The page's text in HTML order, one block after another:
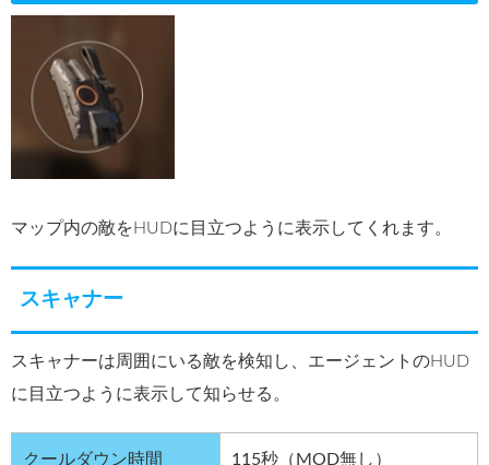
マップ内の敵をHUDに目立つように表示してくれます。
スキャナー
スキャナーは周囲にいる敵を検知し、エージェントのHUD
に目立つように表示して知らせる。
クールダウン時間 115秒（MOD無し）